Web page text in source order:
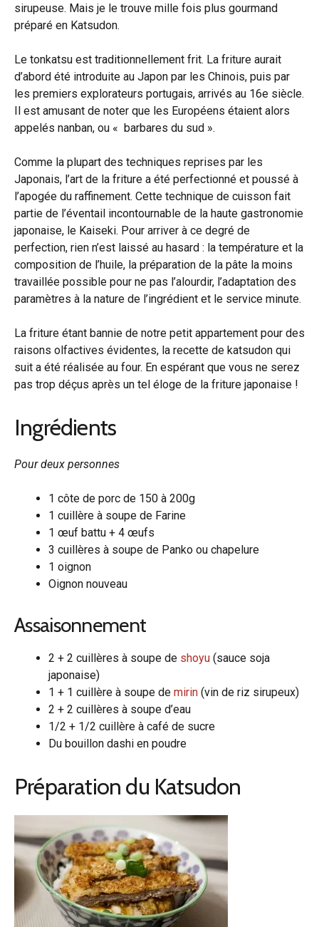
sirupeuse. Mais je le trouve mille fois plus gourmand
préparé en Katsudon.
Le tonkatsu est traditionnellement frit. La friture aurait
d’abord été introduite au Japon par les Chinois, puis par
les premiers explorateurs portugais, arrivés au 16e siècle.
Il est amusant de noter que les Européens étaient alors
appelés nanban, ou « barbares du sud ».
Comme la plupart des techniques reprises par les
Japonais, l’art de la friture a été perfectionné et poussé à
l’apogée du raffinement. Cette technique de cuisson fait
partie de l’éventail incontournable de la haute gastronomie
japonaise, le Kaiseki. Pour arriver à ce degré de
perfection, rien n’est laissé au hasard : la température et la
composition de l’huile, la préparation de la pâte la moins
travaillée possible pour ne pas l’alourdir, l’adaptation des
paramètres à la nature de l’ingrédient et le service minute.
La friture étant bannie de notre petit appartement pour des
raisons olfactives évidentes, la recette de katsudon qui
suit a été réalisée au four. En espérant que vous ne serez
pas trop déçus après un tel éloge de la friture japonaise !
Ingrédients
Pour deux personnes
1 côte de porc de 150 à 200g
1 cuillère à soupe de Farine
1 œuf battu + 4 œufs
3 cuillères à soupe de Panko ou chapelure
1 oignon
Oignon nouveau
Assaisonnement
2 + 2 cuillères à soupe de shoyu (sauce soja
japonaise)
1 + 1 cuillère à soupe de mirin (vin de riz sirupeux)
2 + 2 cuillères à soupe d’eau
1/2 + 1/2 cuillère à café de sucre
Du bouillon dashi en poudre
Préparation du Katsudon